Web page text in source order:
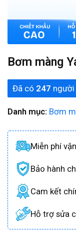
Bơm màng
Đã có 247 người
Danh mục: Bơm
Miễn phí
Bảo hành
Cam kết
Hỗ trợ sửa